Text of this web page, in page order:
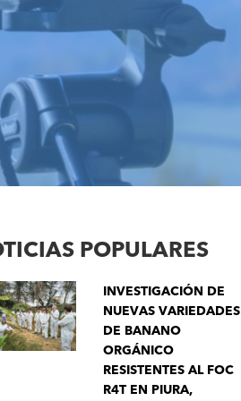
POPULARES
INVESTIGACIÓN DE
NUEVAS VARIEDADES
DE BANANO
ORGÁNICO
RESISTENTES AL FOC
R4T EN PIURA,